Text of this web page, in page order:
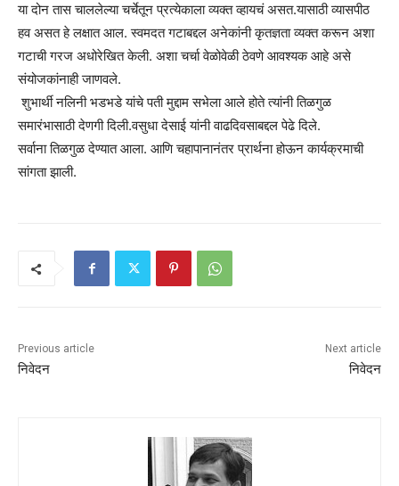
या दोन तास चाललेल्या चर्चेतून प्रत्येकाला व्यक्त व्हायचं असत.यासाठी व्यासपीठ
हव असत हे लक्षात आल. स्वमदत गटाबद्दल अनेकांनी कृतज्ञता व्यक्त करून अशा
गटाची गरज अधोरेखित केली. अशा चर्चा वेळोवेळी ठेवणे आवश्यक आहे असे
संयोजकांनाही जाणवले.
शुभार्थी नलिनी भडभडे यांचे पती मुद्दाम सभेला आले होते त्यांनी तिळगुळ
समारंभासाठी देणगी दिली.वसुधा देसाई यांनी वाढदिवसाबद्दल पेढे दिले.
सर्वाना तिळगुळ देण्यात आला. आणि चहापानानंतर प्रार्थना होऊन कार्यक्रमाची
सांगता झाली.
Previous article
निवेदन
Next article
निवेदन